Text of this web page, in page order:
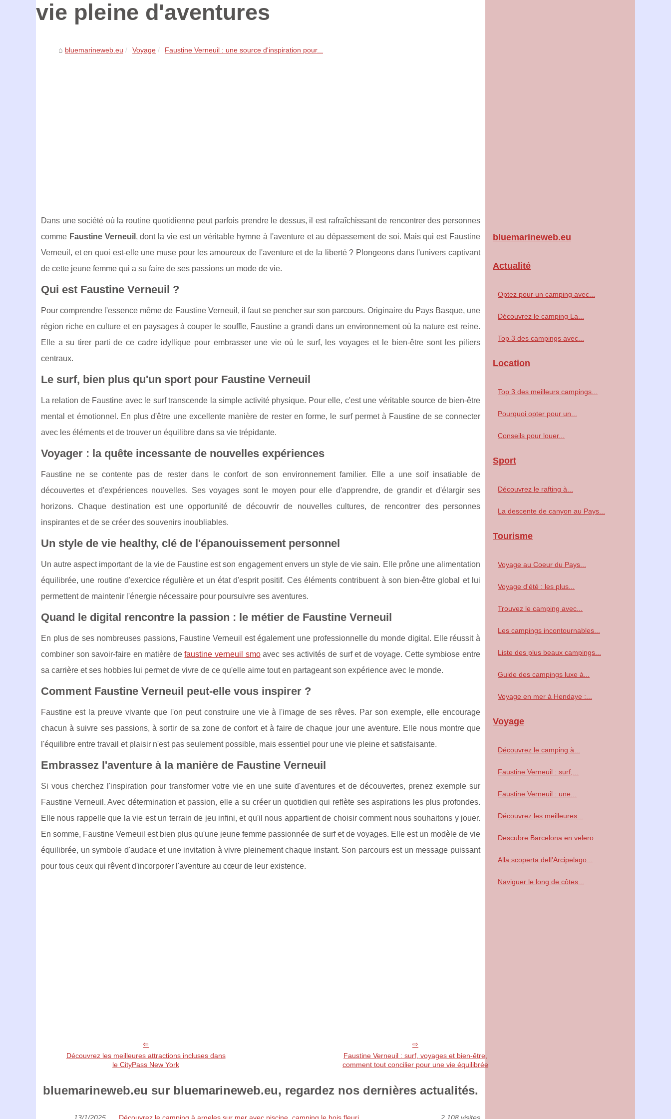
vie pleine d'aventures
bluemarineweb.eu Voyage Faustine Verneuil : une source d'inspiration pour...
Dans une société où la routine quotidienne peut parfois prendre le dessus, il est rafraîchissant de rencontrer des personnes
comme Faustine Verneuil , dont la vie est un véritable hymne à l'aventure et au dépassement de soi. Mais qui est Faustine
Verneuil, et en quoi est-elle une muse pour les amoureux de l'aventure et de la liberté ? Plongeons dans l'univers captivant
de cette jeune femme qui a su faire de ses passions un mode de vie.
Qui est Faustine Verneuil ?
Pour comprendre l'essence même de Faustine Verneuil, il faut se pencher sur son parcours. Originaire du Pays Basque, une
région riche en culture et en paysages à couper le souffle, Faustine a grandi dans un environnement où la nature est reine.
Elle a su tirer parti de ce cadre idyllique pour embrasser une vie où le surf, les voyages et le bien-être sont les piliers
centraux.
Le surf, bien plus qu'un sport pour Faustine Verneuil
La relation de Faustine avec le surf transcende la simple activité physique. Pour elle, c'est une véritable source de bien-être
mental et émotionnel. En plus d'être une excellente manière de rester en forme, le surf permet à Faustine de se connecter
avec les éléments et de trouver un équilibre dans sa vie trépidante.
Voyager : la quête incessante de nouvelles expériences
Faustine ne se contente pas de rester dans le confort de son environnement familier. Elle a une soif insatiable de
découvertes et d'expériences nouvelles. Ses voyages sont le moyen pour elle d'apprendre, de grandir et d'élargir ses
horizons. Chaque destination est une opportunité de découvrir de nouvelles cultures, de rencontrer des personnes
inspirantes et de se créer des souvenirs inoubliables.
Un style de vie healthy, clé de l'épanouissement personnel
Un autre aspect important de la vie de Faustine est son engagement envers un style de vie sain. Elle prône une alimentation
équilibrée, une routine d'exercice régulière et un état d'esprit positif. Ces éléments contribuent à son bien-être global et lui
permettent de maintenir l'énergie nécessaire pour poursuivre ses aventures.
Quand le digital rencontre la passion : le métier de Faustine Verneuil
En plus de ses nombreuses passions, Faustine Verneuil est également une professionnelle du monde digital. Elle réussit à
combiner son savoir-faire en matière defaustine verneuil smoavec ses activités de surf et de voyage. Cette symbiose entre
sa carrière et ses hobbies lui permet de vivre de ce qu'elle aime tout en partageant son expérience avec le monde.
Comment Faustine Verneuil peut-elle vous inspirer ?
Faustine est la preuve vivante que l'on peut construire une vie à l'image de ses rêves. Par son exemple, elle encourage
chacun à suivre ses passions, à sortir de sa zone de confort et à faire de chaque jour une aventure. Elle nous montre que
l'équilibre entre travail et plaisir n'est pas seulement possible, mais essentiel pour une vie pleine et satisfaisante.
Embrassez l'aventure à la manière de Faustine Verneuil
Si vous cherchez l'inspiration pour transformer votre vie en une suite d'aventures et de découvertes, prenez exemple sur
Faustine Verneuil. Avec détermination et passion, elle a su créer un quotidien qui reflète ses aspirations les plus profondes.
Elle nous rappelle que la vie est un terrain de jeu infini, et qu'il nous appartient de choisir comment nous souhaitons y jouer.
En somme, Faustine Verneuil est bien plus qu'une jeune femme passionnée de surf et de voyages. Elle est un modèle de vie
équilibrée, un symbole d'audace et une invitation à vivre pleinement chaque instant. Son parcours est un message puissant
pour tous ceux qui rêvent d'incorporer l'aventure au cœur de leur existence.
Découvrez les meilleures attractions incluses dans
le CityPass New York
Faustine Verneuil : surf, voyages et bien-être,
comment tout concilier pour une vie équilibrée
bluemarineweb.eu sur bluemarineweb.eu, regardez nos dernières actualités.
13/1/2025 Découvrez le camping à argeles sur mer avec piscine, camping le bois fleuri 2 108 visites
bluemarineweb.eu
Actualité
Optez pour un camping avec...
Découvrez le camping La...
Top 3 des campings avec...
Location
Top 3 des meilleurs campings...
Pourquoi opter pour un...
Conseils pour louer...
Sport
Découvrez le rafting à...
La descente de canyon au Pays...
Tourisme
Voyage au Coeur du Pays...
Voyage d'été : les plus...
Trouvez le camping avec...
Les campings incontournables...
Liste des plus beaux campings...
Guide des campings luxe à...
Voyage en mer à Hendaye :...
Voyage
Découvrez le camping à...
Faustine Verneuil : surf,...
Faustine Verneuil : une...
Découvrez les meilleures...
Descubre Barcelona en velero:...
Alla scoperta dell'Arcipelago...
Naviguer le long de côtes...